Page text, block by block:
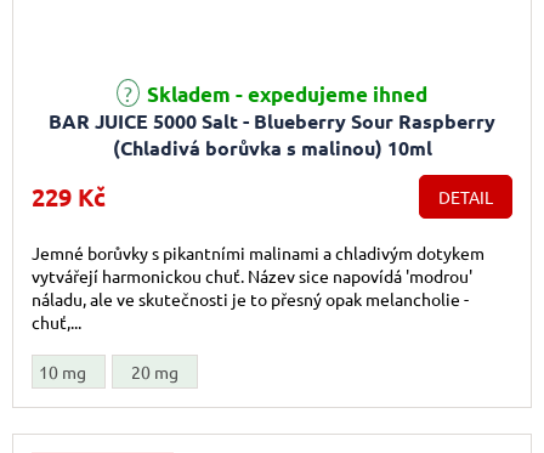
BAR JUICE 5000 Salt - Blueberry Sour Raspberry
(Chladivá borůvka s malinou) 10ml
Skladem - expedujeme ihned
229 Kč DETAIL
Jemné borůvky s pikantními malinami a chladivým dotykem
vytvářejí harmonickou chuť. Název sice napovídá 'modrou'
náladu, ale ve skutečnosti je to přesný opak melancholie -
chuť,...
10 mg 20 mg